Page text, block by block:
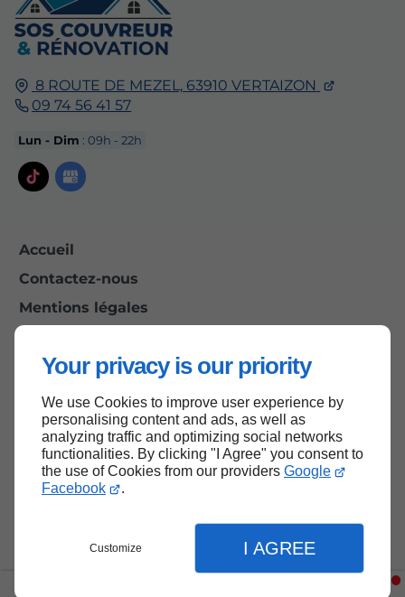
Your privacy is our priority
We use Cookies to improve user experience by
personalising content and ads, as well as
analyzing traffic and optimizing social networks
functionalities. By clicking "I Agree" you consent to
the use of Cookies from our providers Google
Facebook
.
Customize I AGREE
8 ROUTE DE MEZEL, 63910 VERTAIZON
09 74 56 41 57
Lun - Dim : 09h - 22h
Accueil
Contactez-nous
Mentions légales
Haut de page